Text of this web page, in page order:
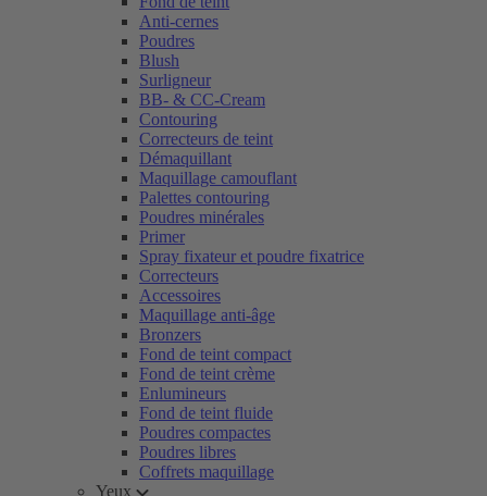
Anti-cernes
Poudres
Blush
Surligneur
BB- & CC-Cream
Contouring
Correcteurs de teint
Démaquillant
Maquillage camouflant
Palettes contouring
Poudres minérales
Primer
Spray fixateur et poudre fixatrice
Correcteurs
Accessoires
Maquillage anti-âge
Bronzers
Fond de teint compact
Fond de teint crème
Enlumineurs
Fond de teint fluide
Poudres compactes
Poudres libres
Coffrets maquillage
Yeux